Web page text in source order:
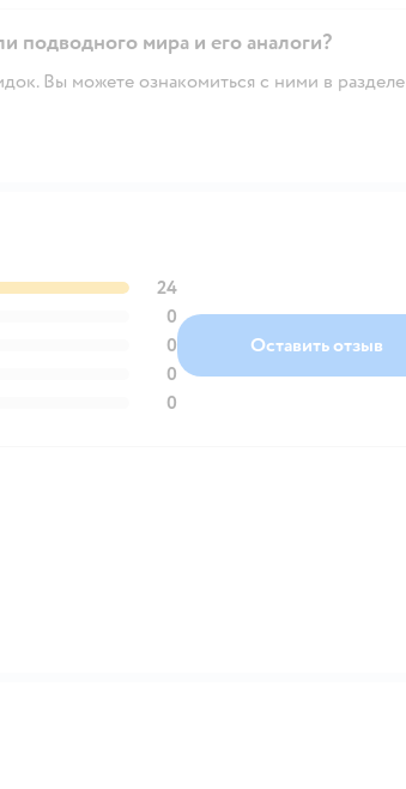
подводного мира и его аналоги?
Вы можете ознакомиться с ними в разделе
24
0
0
0
0
Оставить отзыв